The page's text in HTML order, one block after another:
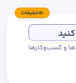
تبلیغات
و کسب‌وکارها